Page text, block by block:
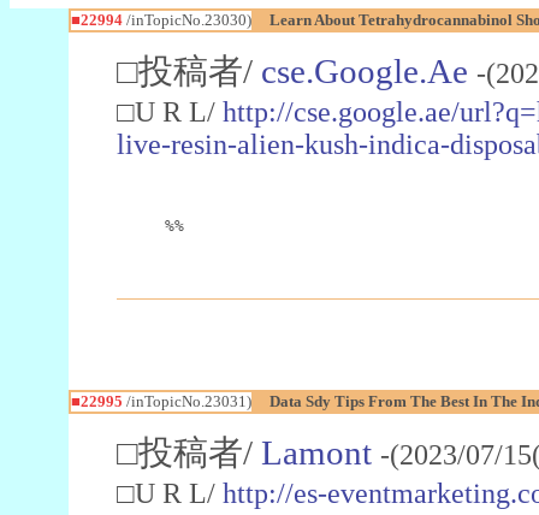
■22994/inTopicNo.23030) Learn About Tetrahydrocannabinol
□投稿者/ cse.Google.Ae -
□U R L/ http://cse.google.ae/
live-resin-alien-kush-indica-
%%
■22995 /inTopicNo.23031) Data Sdy Tips From The Best In The
□投稿者/ Lamont -(2023/07/
□U R L/ http://es-